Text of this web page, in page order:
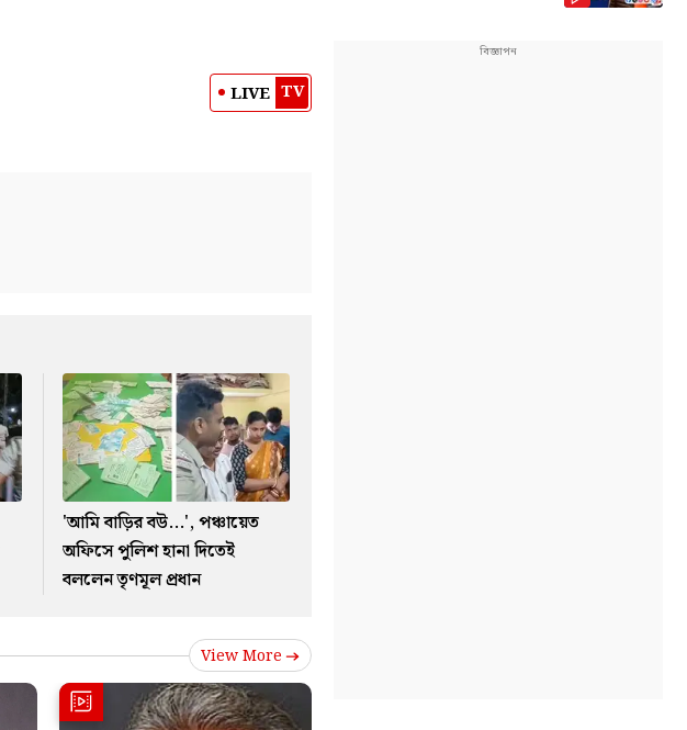
LIVE TV
'আমি বাড়ির বউ...', পঞ্চায়েত
অফিসে পুলিশ হানা দিতেই
বললেন তৃণমূল প্রধান
View More